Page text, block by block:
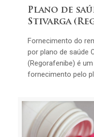
Plano de
Stivarga
Fornecimento do
por plano de saúde
(Regorafenibe) é
fornecimento pelo